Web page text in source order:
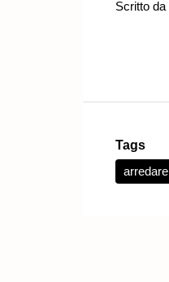
Scritto da
Tags
arredare